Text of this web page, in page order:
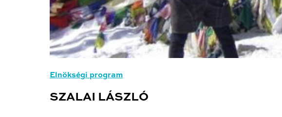
Elnökségi program
SZALAI LÁSZLÓ